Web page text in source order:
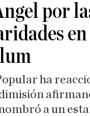
por
en
ha
a un